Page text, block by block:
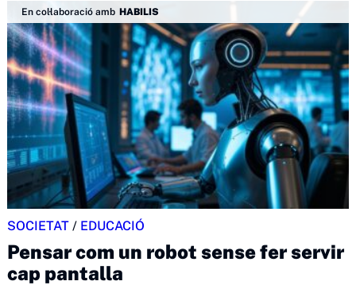
En col·laboració amb HABILIS
SOCIETAT / EDUCACIÓ
Pensar com un robot sense fer servir
cap pantalla